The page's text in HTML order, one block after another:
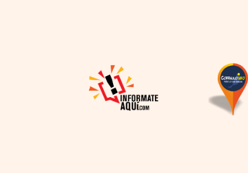
permitido la producción de
alternativas genéricas tanto